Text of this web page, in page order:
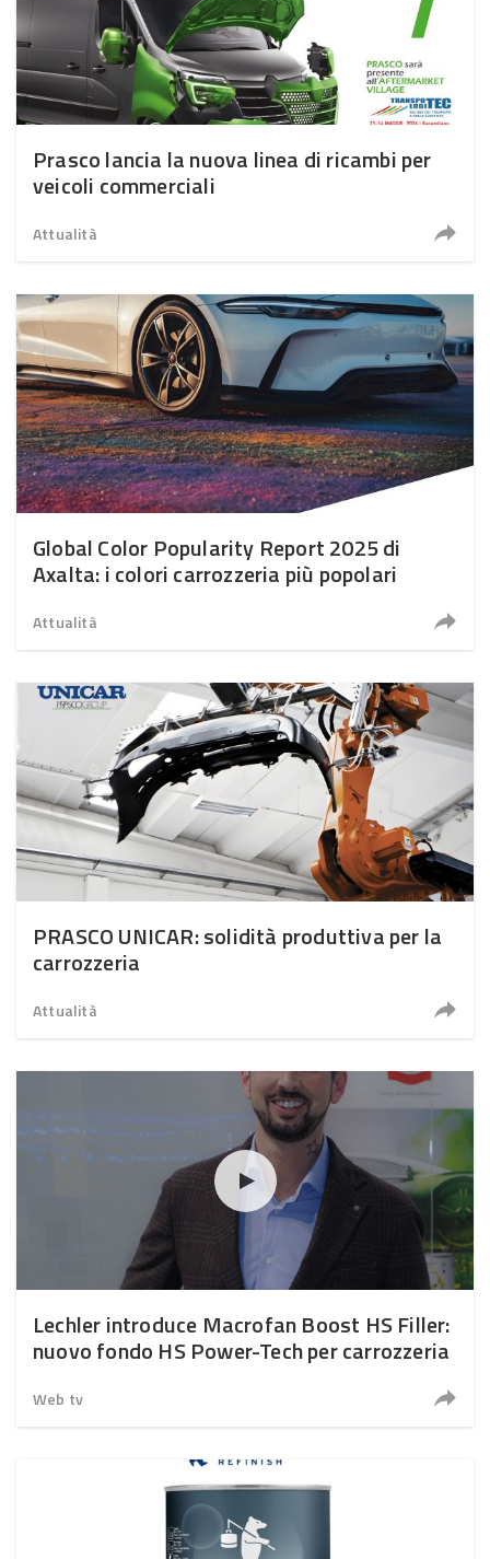
Prasco lancia la nuova linea di ricambi per
veicoli commerciali
Attualità
Global Color Popularity Report 2025 di
Axalta: i colori carrozzeria più popolari
Attualità
PRASCO UNICAR: solidità produttiva per la
carrozzeria
Attualità
Lechler introduce Macrofan Boost HS Filler:
nuovo fondo HS Power-Tech per carrozzeria
Web tv